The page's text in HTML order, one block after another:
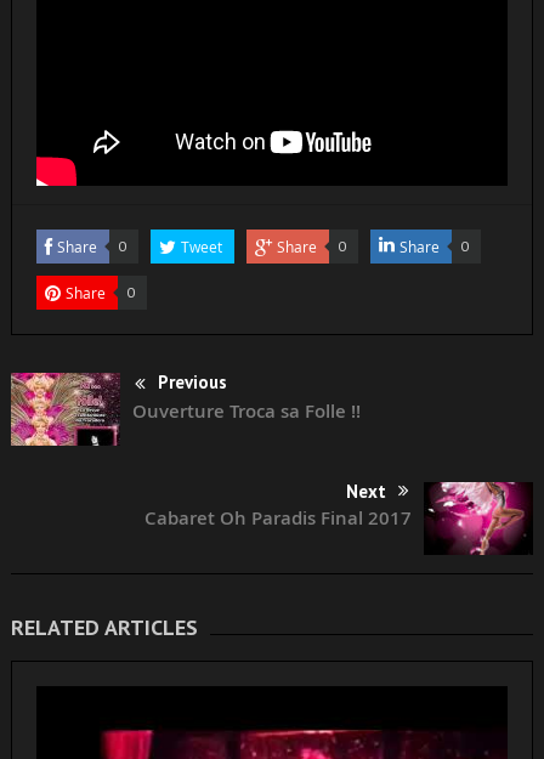
Share 0 Tweet Share 0 Share 0
Share 0
Previous
Ouverture Troca sa Folle !!
Next
Cabaret Oh Paradis Final 2017
RELATED ARTICLES